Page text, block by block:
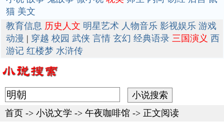
猫 美文
教育信息 历史人文 明星艺术 人物音乐 影视娱乐 游戏
动漫 | 穿越 校园 武侠 言情 玄幻 经典语录 三国演义 西
游记 红楼梦 水浒传
首页 -> 小说文学 -> 午夜咖啡馆 -> 正文阅读